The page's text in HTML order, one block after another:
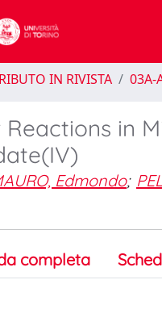
IN RIVISTA 03A-
in
Edmondo;
completa